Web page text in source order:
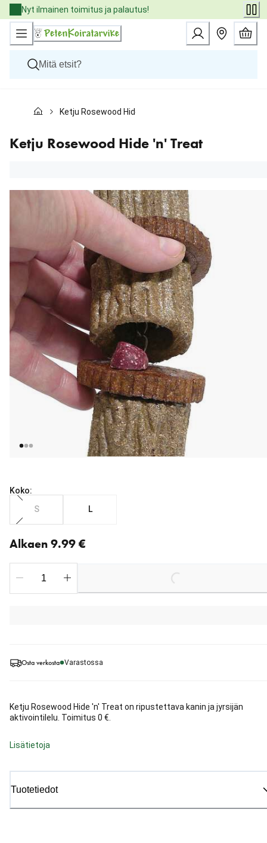
Skip
to
Content
Nyt ilmainen toimitus ja palautus!
Kissat
Eläinlääkäriruoat
Tuotemerkit
Ketju Rosewood Hide 'n' Treat
Ketju Rosewood Hide 'n' Treat
Osta verkosta Varastossa
Ketju Rosewood Hide 'n' Treat on ripustettava kanin ja jyrsijän
aktivointilelu. Toimitus 0 €.
Lisätietoja
Tuotetiedot
Koko:
S
L
Alkaen 9.99 €
Loading...